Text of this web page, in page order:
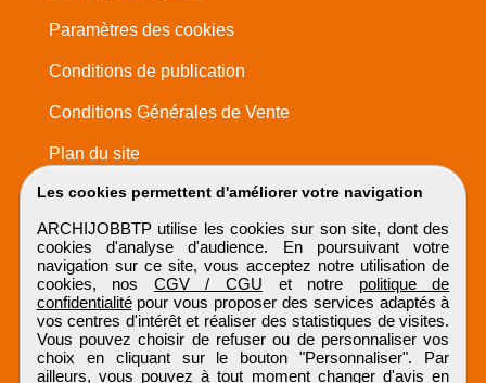
Les cookies permettent d'améliorer votre navigation
ARCHIJOBBTP utilise les cookies sur son site, dont des
cookies d'analyse d'audience. En poursuivant votre
navigation sur ce site, vous acceptez notre utilisation de
cookies, nos CGV / CGU et notre politique de
confidentialitépour vous proposer des services adaptés à
vos centres d'intérêt et réaliser des statistiques de visites.
Vous pouvez choisir de refuser ou de personnaliser vos
choix en cliquant sur le bouton "Personnaliser". Par
ailleurs, vous pouvez à tout moment changer d'avis en
Paramètres des cookies
Conditions de publication
Conditions Générales de Vente
Plan du site